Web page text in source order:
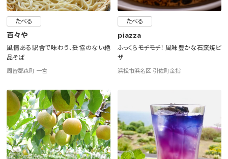
たべる
百々や
風情ある駅舎で味わう、妥協のない絶
品そば
周智郡森町 一宮
たべる
piazza
ふっくらモチモチ！ 風味豊かな石窯焼ピ
ザ
浜松市浜名区 引佐町金指